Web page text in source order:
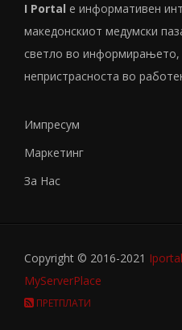
I Portal е информативен
македонскиот медумски
светло во информирањето,
непристрасноста во
Импресум
Маркетинг
За Нас
Copyright © 2016-2021
MyServerPlace
ПРЕТПЛАТИ